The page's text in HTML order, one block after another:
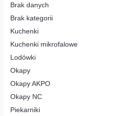
p
o
u
t
ó
w
Brak danych
Brak kategorii
Kuchenki
Kuchenki mikrofalowe
Lodówki
Okapy
Okapy AKPO
Okapy NC
Piekarniki